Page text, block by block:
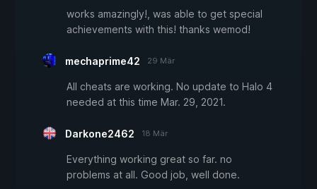
works amazingly!, was able to get special
achievements with this! thanks wemod!
mechaprime42 29 Mär
All cheats are working. No update to Halo 4
needed at this time Mar. 29, 2021.
Darkone2462 18 Mär
Everything working great so far. no
problems at all. Good job, well done.